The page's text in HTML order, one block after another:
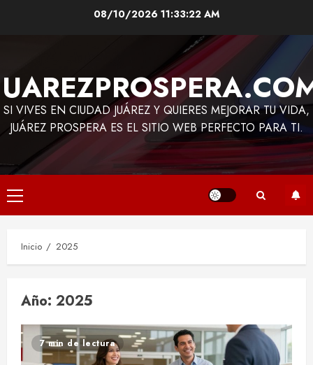
08/10/2026 11:33:22 AM
SI VIVES EN CIUDAD JUÁREZ Y QUIERES MEJORAR TU VIDA,
JUÁREZ PROSPERA ES EL SITIO WEB PERFECTO PARA TI.
Menú
principal
Inicio 2025
Año: 2025
7 min de lectura